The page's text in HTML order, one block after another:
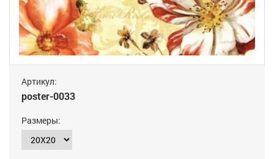
Артикул:
poster-0033
Размеры: